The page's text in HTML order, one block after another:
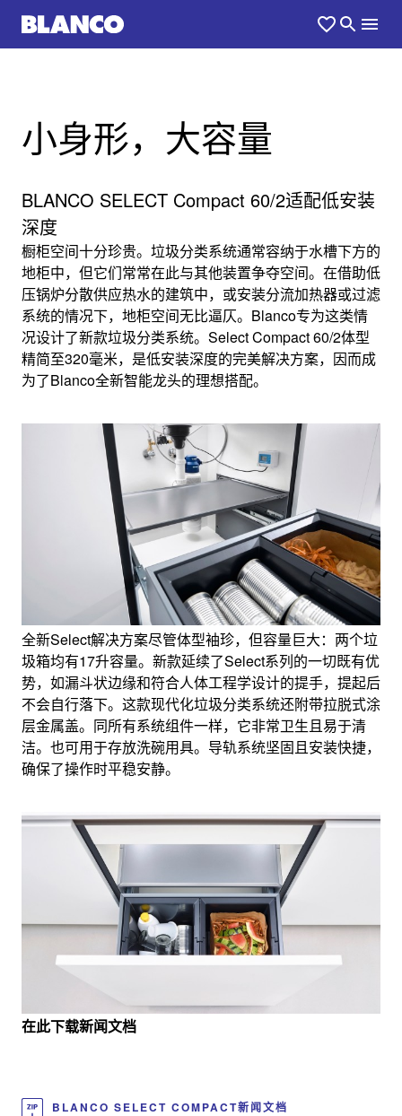
小身形，大容量
BLANCO SELECT Compact 60/2适配低安装
深度
橱柜空间十分珍贵。垃圾分类系统通常容纳于水槽下方的
地柜中，但它们常常在此与其他装置争夺空间。在借助低
压锅炉分散供应热水的建筑中，或安装分流加热器或过滤
系统的情况下，地柜空间无比逼仄。Blanco专为这类情
况设计了新款垃圾分类系统。Select Compact 60/2体型
精简至320毫米，是低安装深度的完美解决方案，因而成
为了Blanco全新智能龙头的理想搭配。
全新Select解决方案尽管体型袖珍，但容量巨大：两个垃
圾箱均有17升容量。新款延续了Select系列的一切既有优
势，如漏斗状边缘和符合人体工程学设计的提手，提起后
不会自行落下。这款现代化垃圾分类系统还附带拉脱式涂
层金属盖。同所有系统组件一样，它非常卫生且易于清
洁。也可用于存放洗碗用具。导轨系统坚固且安装快捷，
确保了操作时平稳安静。
在此下载新闻文档
BLANCO SELECT COMPACT新闻文档